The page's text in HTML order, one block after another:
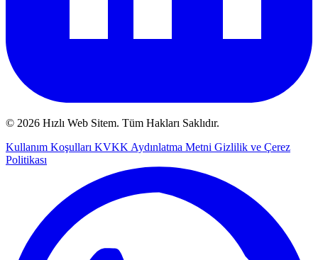
© 2026 Hızlı Web Sitem. Tüm Hakları Saklıdır.
Kullanım Koşulları KVKK Aydınlatma Metni Gizlilik ve Çerez
Politikası